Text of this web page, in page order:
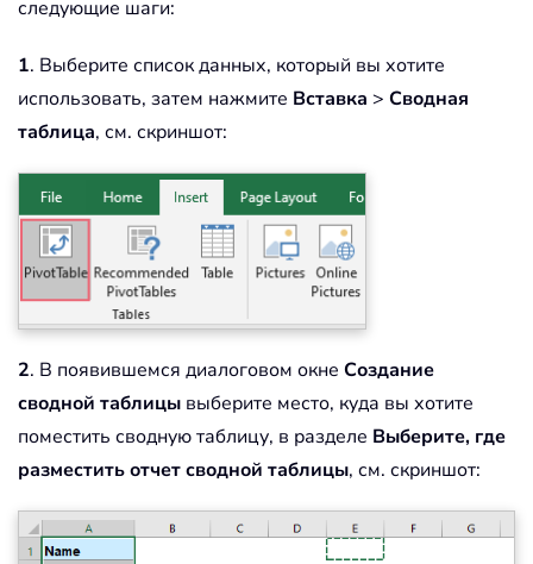
следующие шаги:
1. Выберите список данных, который вы хотите
использовать, затем нажмите Вставка > Сводная
таблица, см. скриншот:
2. В появившемся диалоговом окне Создание
сводной таблицы выберите место, куда вы хотите
поместить сводную таблицу, в разделе Выберите, где
разместить отчет сводной таблицы, см. скриншот: